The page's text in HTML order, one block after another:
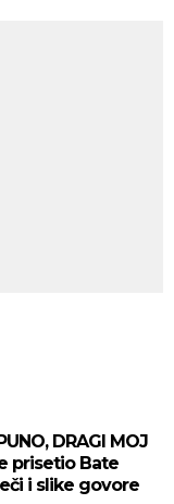
DRAGI MOJ
prisetio Bate
i slike govore